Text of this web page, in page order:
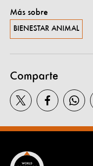
Más sobre
BIENESTAR ANIMAL
Comparte